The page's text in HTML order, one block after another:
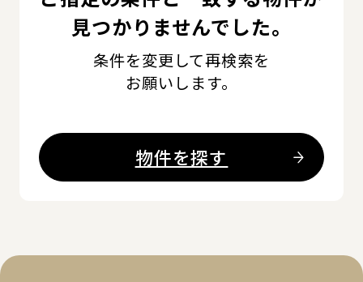
見つかりませんでした。
条件を変更して再検索を
お願いします。
物件を探す